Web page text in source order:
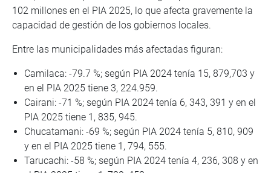
102 millones en el PIA 2025, lo que afecta gravemente la
capacidad de gestión de los gobiernos locales.
Entre las municipalidades más afectadas figuran:
Camilaca: -79.7 %; según PIA 2024 tenía 15, 879,703 y
en el PIA 2025 tiene 3, 224.959.
Cairani: -71 %; según PIA 2024 tenía 6, 343, 391 y en el
PIA 2025 tiene 1, 835, 945.
Chucatamani: -69 %; según PIA 2024 tenía 5, 810, 909
y en el PIA 2025 tiene 1, 794, 555.
Tarucachi: -58 %; según PIA 2024 tenía 4, 236, 308 y en